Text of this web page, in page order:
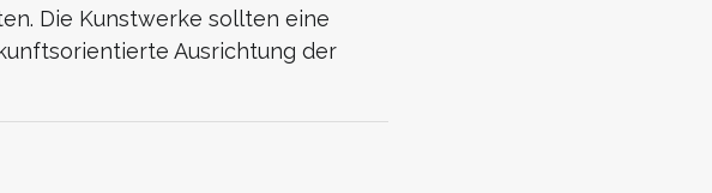
Die Kunstwerke sollten eine
Ausrichtung der